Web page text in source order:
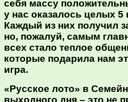
себя массу
у нас оказалось целых 5
Каждый из них получил
но, пожалуй, самым
всех стало теплое
которые подарила нам
игра.
«Русское лото» в
выходного дня – это не